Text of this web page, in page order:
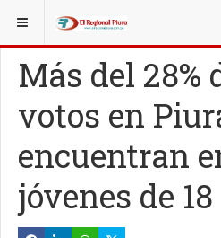
ESTÁ AQUÍ: LOCALES
Más del 28%
votos en
encuentran
jóvenes de